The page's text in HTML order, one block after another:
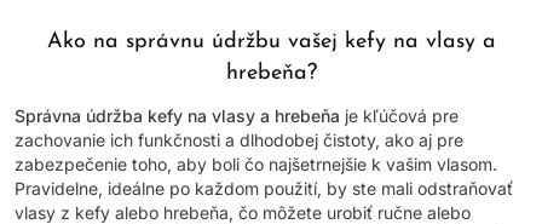
Ako na správnu údržbu vašej kefy na vlasy a
hrebeňa?
Správna údržba kefy na vlasy a hrebeňa je kľúčová pre
zachovanie ich funkčnosti a dlhodobej čistoty, ako aj pre
zabezpečenie toho, aby boli čo najšetrnejšie k vašim vlasom.
Pravidelne, ideálne po každom použití, by ste mali odstraňovať
vlasy z kefy alebo hrebeňa, čo môžete urobiť ručne alebo